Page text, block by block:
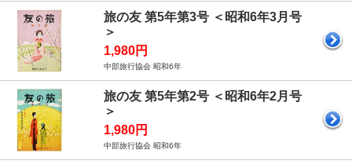
旅の友 第5年第3号 ＜昭和6年3月号
＞
1,980円
中部旅行協会 昭和6年
旅の友 第5年第2号 ＜昭和6年2月号
＞
1,980円
中部旅行協会 昭和6年